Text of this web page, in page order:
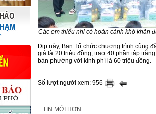
Các em thiếu nhi có hoàn cảnh khó khăn
Dịp này, Ban Tổ chức chương trình cũng
giá là 20 triệu đồng; trao 40 phần tập
bàn phường với kinh phí là 60 triệu đồng.
Số lượt người xem: 956
TIN MỚI HƠN